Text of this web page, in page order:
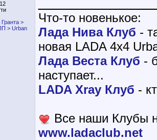
>
> Urban
Что-то новенькое:
Лада Нива Клуб -
новая LADA 4x4
Лада Веста Клуб -
наступает...
LADA Xray Клуб -
Все наши Клубы
www.ladaclub.net